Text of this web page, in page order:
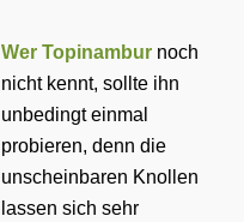
Wer Topinamburnoch
nicht kennt, sollte ihn
unbedingt einmal
probieren, denn die
unscheinbaren Knollen
lassen sich sehr